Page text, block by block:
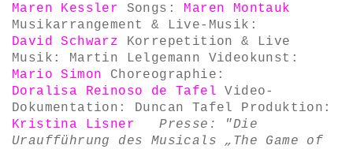
Maren Kessler Songs: Maren Montauk
Musikarrangement & Live-Musik:
David Schwarz Korrepetition & Live
Musik: Martin Lelgemann Videokunst:
Mario Simon Choreographie:
Doralisa Reinoso de Tafel Video-
Dokumentation: Duncan Tafel Produktion:
Kristina Lisner
Presse: "Die
Uraufführung des Musicals „The Game of